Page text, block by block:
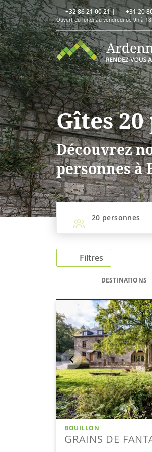
+32 86 21 00 21| +31 20
Ouvert du lundi au vendredi de 9h à
Gîtes
Découvrez
personnes à
20 personnes
Filtres
DESTINATIONS